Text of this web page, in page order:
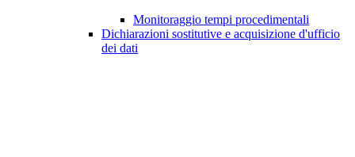
Monitoraggio tempi procedimentali
Dichiarazioni sostitutive e acquisizione d'ufficio
dei dati